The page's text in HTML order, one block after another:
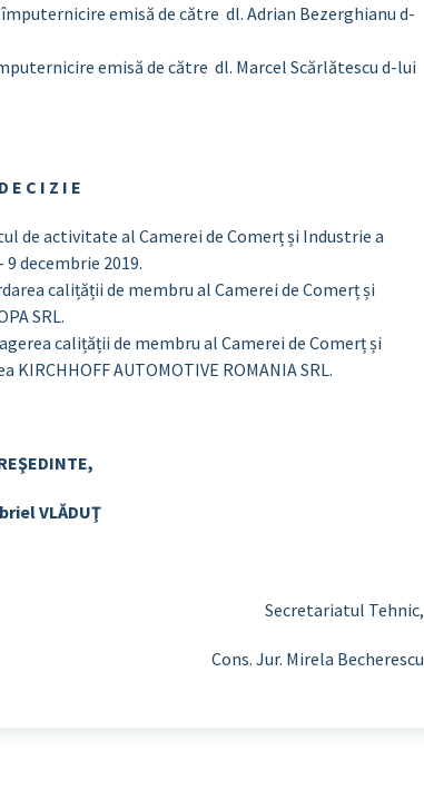
emisă de către dl. Adrian Bezerghianu d-
emisă de către dl. Marcel Scărlătescu d-lui
E C I Z I E
de activitate al Camerei de Comerț și Industrie a
decembrie 2019.
calițății de membru al Camerei de Comerț și
SRL.
calițății de membru al Camerei de Comerț și
AUTOMOTIVE ROMANIA SRL.
VLĂDUŢ
Secretariatul Tehnic,
Cons. Jur. Mirela Becherescu